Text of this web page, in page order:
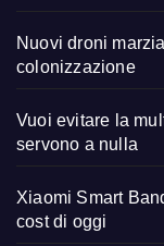
Nuovi droni
colonizzazione
Vuoi evitare la
servono a nulla
Xiaomi Smart
cost di oggi